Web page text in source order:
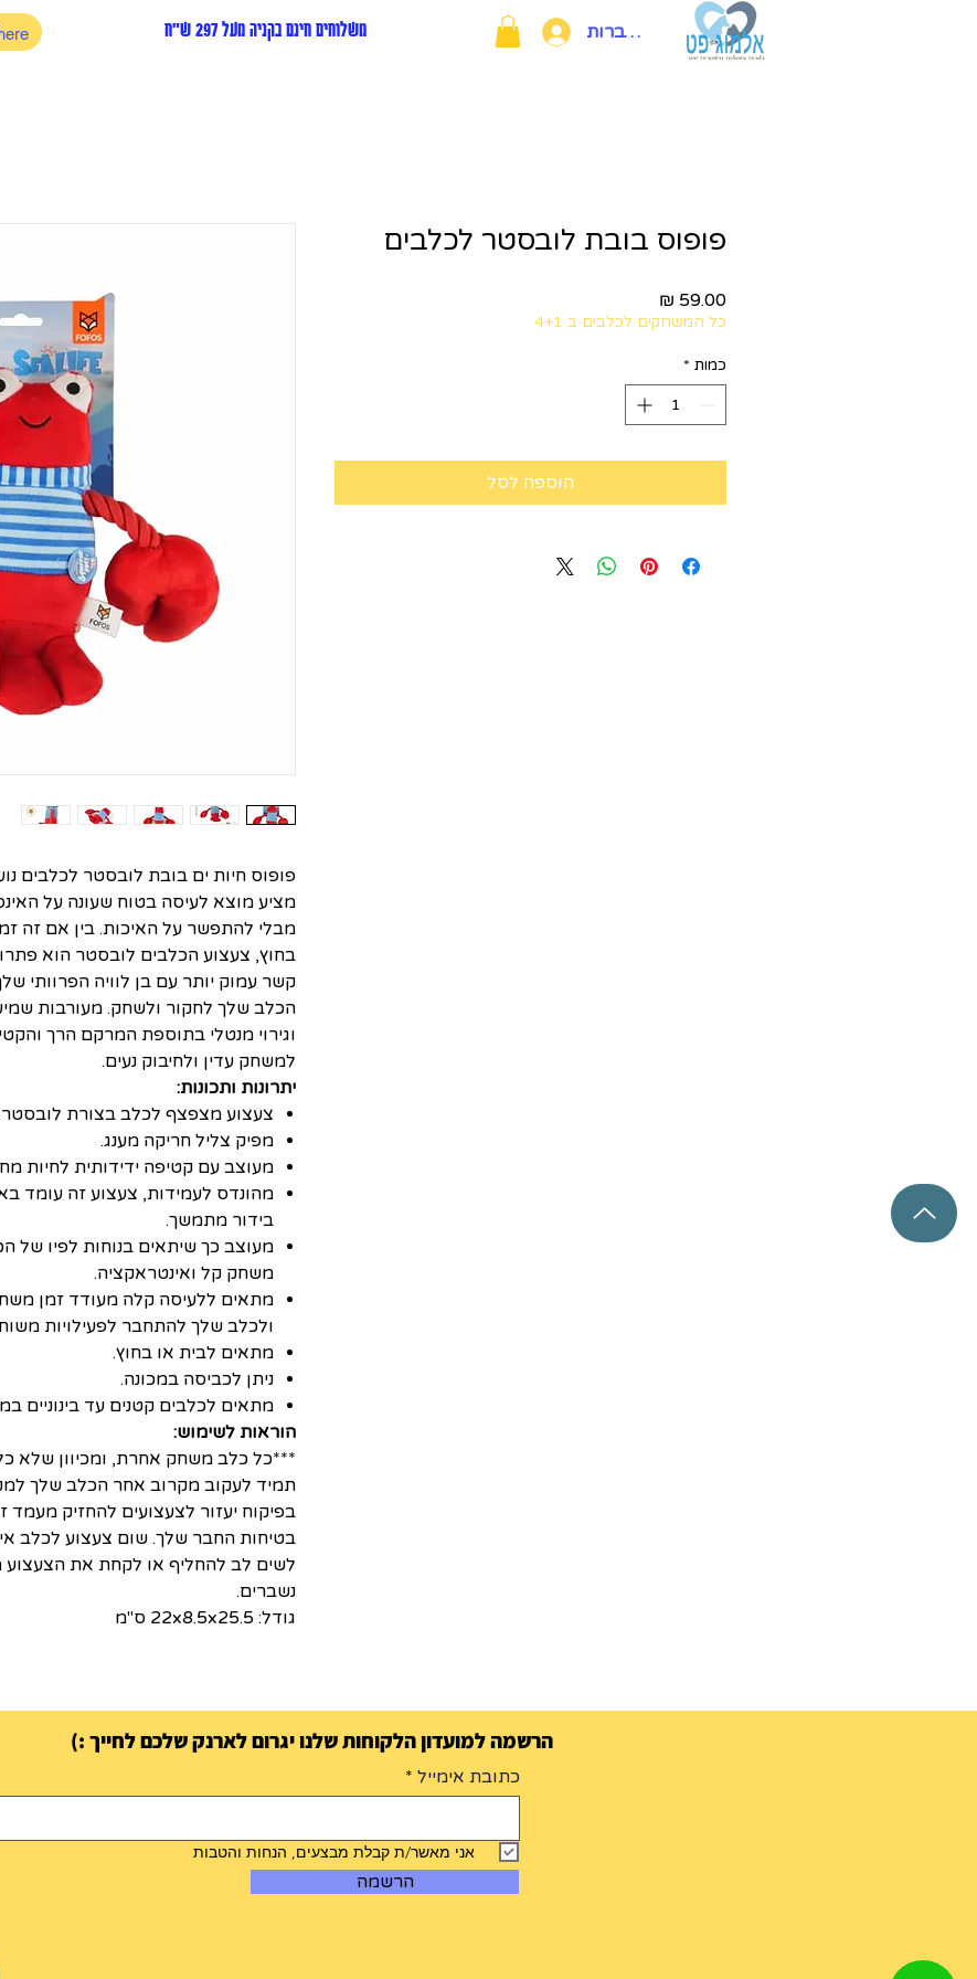
משלוחים חינם בקניה מעל 297 ש"ח להתחברות
פופוס חיות ים בובת לובסטר לכלבים
מציע מוצא לעיסה בטוח שעונה על
מבלי להתפשר על האיכות. בין אם זה
בחוץ, צעצוע הכלבים לובסטר הוא פתרון
קשר עמוק יותר עם בן לוויה הפרוותי
הכלב שלך לחקור ולשחק. מעורבות
וגירוי מנטלי בתוספת המרקם הרך
למשחק עדין ולחיבוק נעים.
יתרונות ותכונות:
צעצוע מצפצף לכלב בצורת
מפיק צליל חריקה מענג.
מעוצב עם קטיפה ידידותית לחיות
מהונדס לעמידות, צעצוע זה עומד
בידור מתמשך.
מעוצב כך שיתאים בנוחות לפיו של
משחק קל ואינטראקציה.
מתאים ללעיסה קלה מעודד זמן
ולכלב שלך להתחבר לפעילויות
מתאים לבית או בחוץ.
ניתן לכביסה במכונה.
מתאים לכלבים קטנים עד בינוניים במשקל
הוראות לשימוש:
***כל כלב משחק אחרת, ומכיוון שלא כל
תמיד לעקוב מקרוב אחר הכלב שלך
בפיקוח יעזור לצעצועים להחזיק מעמד
בטיחות החבר שלך. שום צעצוע לכלב
לשים לב להחליף או לקחת את הצעצוע
נשברים.
גודל: 22x8.5x25.5 ס"מ
פופוס בובת לובסטר לכלבים
כל המשחקים לכלבים ב 4+1
כמות *
הוספה לסל
הרשמה למועדון הלקוחות שלנו יגרום לארנק שלכם לחייך :)
כתובת אימייל
אני מאשר/ת קבלת מבצעים, הנחות והטבות
הרשמה